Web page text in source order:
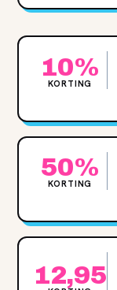
10%
KORTING
50%
KORTING
12,95